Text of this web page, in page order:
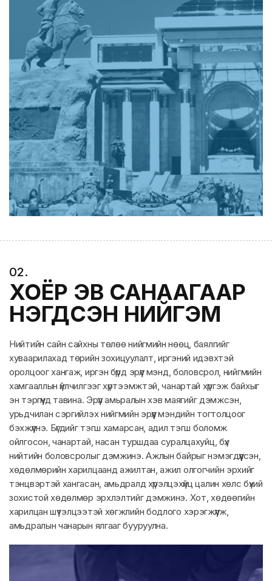
02.
ХОЁР ЭВ САНААГААР
НЭГДСЭН НИЙГЭМ
Нийтийн сайн сайхны төлөө нийгмийн нөөц, баялгийг
хуваарилахад төрийн зохицуулалт, иргэний идэвхтэй
оролцоог хангаж, иргэн бүрд эрүүл мэнд, боловсрол, нийгмийн
хамгааллын үйлчилгээг хүртээмжтэй, чанартай хүргэж байхыг
эн тэргүүнд тавина. Эрүүл амьралын хэв маягийг дэмжсэн,
урьдчилан сэргийлэх нийгмийн эрүүл мэндийн тогтолцоог
бэхжүүлнэ. Бүгдийг тэгш хамарсан, адил тэгш боломж
ойлгосон, чанартай, насан туршдаа суралцахуйц, бүх
нийтийн боловсролыг дэмжинэ. Ажлын байрыг нэмэгдүүлсэн,
хөдөлмөрийн харилцаанд ажилтан, ажил олгогчийн эрхийг
тэнцвэртэй хангасан, амьдралд хүрэлцэхүйц цалин хөлс бүхий
зохистой хөдөлмөр эрхлэлтийг дэмжинэ. Хот, хөдөөгийн
харилцан шүтэлцээтэй хөгжлийн бодлого хэрэгжүүлж,
амьдралын чанарын ялгааг бууруулна.